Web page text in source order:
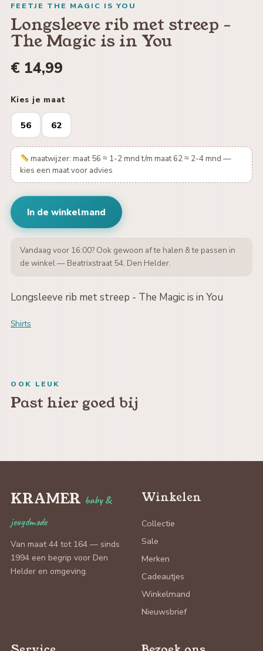
FEETJE THE MAGIC IS YOU
Longsleeve rib met streep -
The Magic is in You
€ 14,99
Kies je maat
56 62
maatwijzer: maat 56 ≈ 1-2 mnd t/m maat 62 ≈ 2-4 mnd —
kies een maat voor advies
In de winkelmand
Vandaag voor 16:00? Ook gewoon af te halen & te passen in
de winkel — Beatrixstraat 54, Den Helder.
Longsleeve rib met streep - The Magic is in You
Shirts
OOK LEUK
Past hier goed bij
KRAMER baby &
jeugdmode
Van maat 44 tot 164 — sinds
1994 een begrip voor Den
Helder en omgeving.
Winkelen
Collectie
Sale
Merken
Cadeautjes
Winkelmand
Nieuwsbrief